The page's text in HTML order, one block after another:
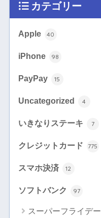
カテゴリー
Apple 40
iPhone 98
PayPay 15
Uncategorized 4
いきなりステーキ 7
クレジットカード 775
スマホ決済 12
ソフトバンク 97
スーパーフライデー